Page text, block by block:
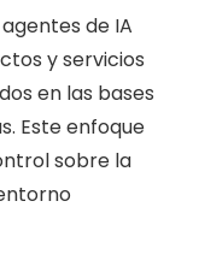
de IA
y servicios
en las bases
Este enfoque
sobre la